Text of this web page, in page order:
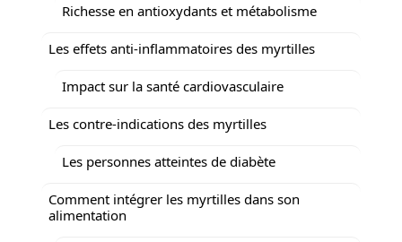
Richesse en antioxydants et métabolisme
Les effets anti-inflammatoires des myrtilles
Impact sur la santé cardiovasculaire
Les contre-indications des myrtilles
Les personnes atteintes de diabète
Comment intégrer les myrtilles dans son
alimentation